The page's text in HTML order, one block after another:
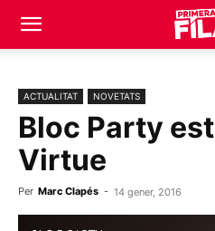
ACTUALITAT NOVETATS
Bloc Party
Virtue
Per Marc Clapés - 14 gener, 2016